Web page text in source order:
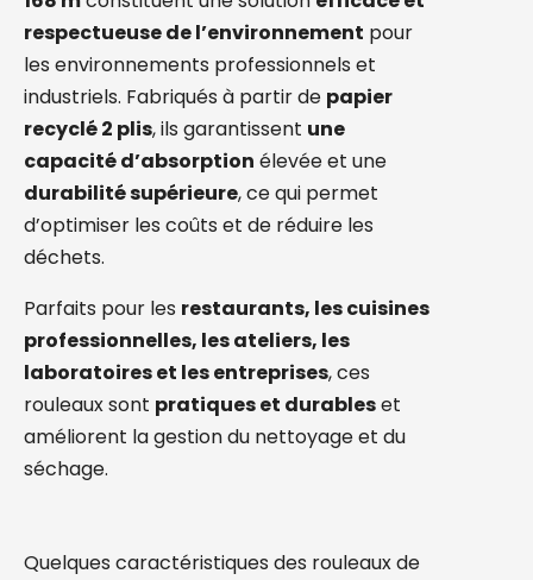
respectueuse de l’environnement pour
les environnements professionnels et
industriels. Fabriqués à partir de papier
recyclé 2 plis, ils garantissent une
capacité d’absorption élevéeet une
durabilité supérieure, ce qui permet
d’optimiser les coûts et de réduire les
déchets.
Parfaits pour les restaurants, les cuisines
professionnelles, les ateliers, les
laboratoires et les entreprises, ces
rouleaux sont pratiques et durableset
améliorent la gestion du nettoyage et du
séchage.
Quelques caractéristiques des rouleaux de